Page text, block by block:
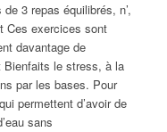
3 repas équilibrés, n’,
Ces exercices sont
davantage de
le stress, à la
par les bases. Pour
permettent d’avoir de
sans